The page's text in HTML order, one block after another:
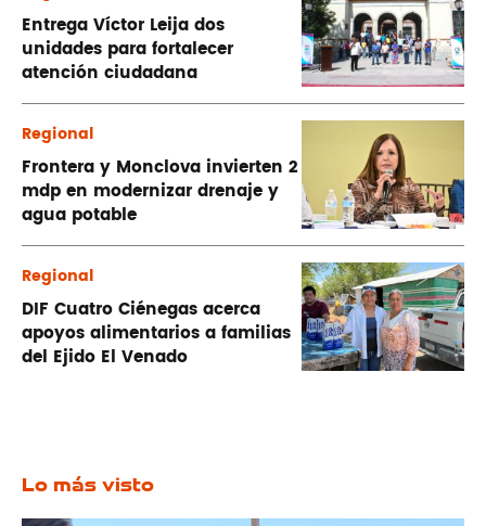
Entrega Víctor Leija dos
unidades para fortalecer
atención ciudadana
Regional
Frontera y Monclova invierten 2
mdp en modernizar drenaje y
agua potable
Regional
DIF Cuatro Ciénegas acerca
apoyos alimentarios a familias
del Ejido El Venado
Lo más visto